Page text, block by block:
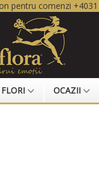
pentru comenzi
FLORI OCAZII